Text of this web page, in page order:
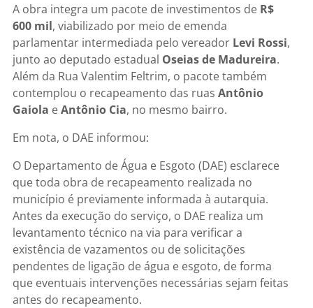
A obra integra um pacote de investimentos de R$
600 mil, viabilizado por meio de emenda
parlamentar intermediada pelo vereador Levi Rossi,
junto ao deputado estadual Oseias de Madureira.
Além da Rua Valentim Feltrim, o pacote também
contemplou o recapeamento das ruas Antônio
Gaiola eAntônio Cia, no mesmo bairro.
Em nota, o DAE informou:
O Departamento de Água e Esgoto (DAE) esclarece
que toda obra de recapeamento realizada no
município é previamente informada à autarquia.
Antes da execução do serviço, o DAE realiza um
levantamento técnico na via para verificar a
existência de vazamentos ou de solicitações
pendentes de ligação de água e esgoto, de forma
que eventuais intervenções necessárias sejam feitas
antes do recapeamento.